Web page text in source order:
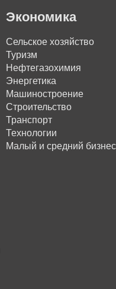
Экономика
Сельское хозяйство
Туризм
Нефтегазохимия
Энергетика
Машиностроение
Строительство
Транспорт
Технологии
Малый и средний бизнес